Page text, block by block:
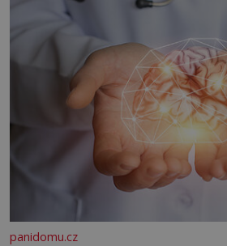
panidomu.cz